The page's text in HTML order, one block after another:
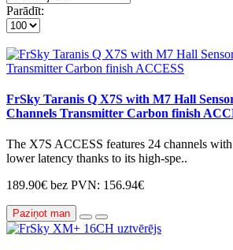
Parādīt:
FrSky Taranis Q X7S with M7 Hall
Channels Transmitter Carbon finish
The X7S ACCESS features 24 channels with
lower latency thanks to its high-spe..
189.90€ bez PVN: 156.94€
Paziņot man